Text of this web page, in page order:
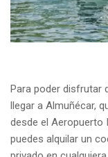
Para poder disfrutar
llegar a Almuñécar,
desde el Aeropuerto
puedes alquilar un